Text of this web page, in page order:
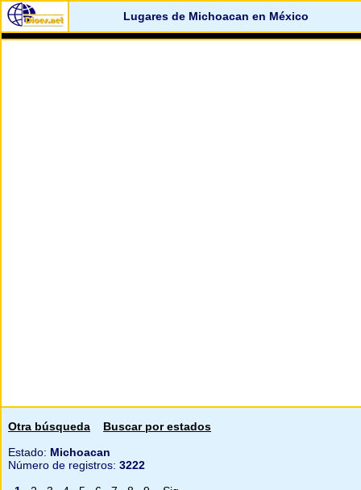
Lugares de Michoacan en México
Otra búsqueda
Buscar por estados
Estado: Michoacan
Número de registros: 3222